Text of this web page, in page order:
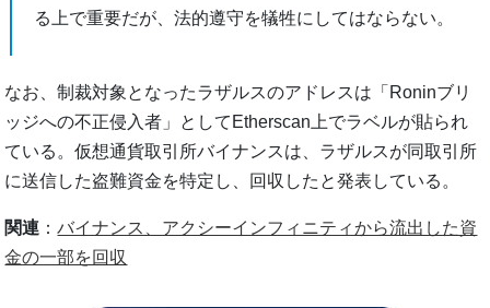
る上で重要だが、法的遵守を犠牲にしてはならない。
なお、制裁対象となったラザルスのアドレスは「Roninブリ
ッジへの不正侵入者」としてEtherscan上でラベルが貼られ
ている。仮想通貨取引所バイナンスは、ラザルスが同取引所
に送信した盗難資金を特定し、回収したと発表している。
関連 ：バイナンス、アクシーインフィニティから流出した資
金の一部を回収